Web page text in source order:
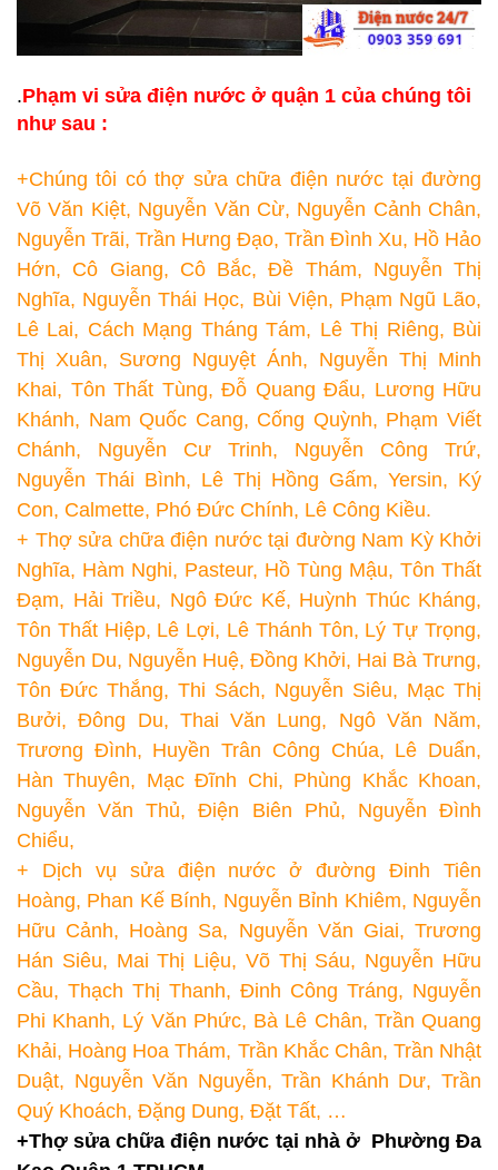
.Phạm vi sửa điện nước ở quận 1 của chúng tôi
như sau :
+Chúng tôi có thợ sửa chữa điện nước tại đường
Võ Văn Kiệt, Nguyễn Văn Cừ, Nguyễn Cảnh Chân,
Nguyễn Trãi, Trần Hưng Đạo, Trần Đình Xu, Hồ Hảo
Hớn, Cô Giang, Cô Bắc, Đề Thám, Nguyễn Thị
Nghĩa, Nguyễn Thái Học, Bùi Viện, Phạm Ngũ Lão,
Lê Lai, Cách Mạng Tháng Tám, Lê Thị Riêng, Bùi
Thị Xuân, Sương Nguyệt Ánh, Nguyễn Thị Minh
Khai, Tôn Thất Tùng, Đỗ Quang Đẩu, Lương Hữu
Khánh, Nam Quốc Cang, Cống Quỳnh, Phạm Viết
Chánh, Nguyễn Cư Trinh, Nguyễn Công Trứ,
Nguyễn Thái Bình, Lê Thị Hồng Gấm, Yersin, Ký
Con, Calmette, Phó Đức Chính, Lê Công Kiều.
+ Thợ sửa chữa điện nước tại đường Nam Kỳ Khởi
Nghĩa, Hàm Nghi, Pasteur, Hồ Tùng Mậu, Tôn Thất
Đạm, Hải Triều, Ngô Đức Kế, Huỳnh Thúc Kháng,
Tôn Thất Hiệp, Lê Lợi, Lê Thánh Tôn, Lý Tự Trọng,
Nguyễn Du, Nguyễn Huệ, Đồng Khởi, Hai Bà Trưng,
Tôn Đức Thắng, Thi Sách, Nguyễn Siêu, Mạc Thị
Bưởi, Đông Du, Thai Văn Lung, Ngô Văn Năm,
Trương Đình, Huyền Trân Công Chúa, Lê Duẩn,
Hàn Thuyên, Mạc Đĩnh Chi, Phùng Khắc Khoan,
Nguyễn Văn Thủ, Điện Biên Phủ, Nguyễn Đình
Chiểu,
+ Dịch vụ sửa điện nước ở đường Đinh Tiên
Hoàng, Phan Kế Bính, Nguyễn Bỉnh Khiêm, Nguyễn
Hữu Cảnh, Hoàng Sa, Nguyễn Văn Giai, Trương
Hán Siêu, Mai Thị Liệu, Võ Thị Sáu, Nguyễn Hữu
Cầu, Thạch Thị Thanh, Đinh Công Tráng, Nguyễn
Phi Khanh, Lý Văn Phức, Bà Lê Chân, Trần Quang
Khải, Hoàng Hoa Thám, Trần Khắc Chân, Trần Nhật
Duật, Nguyễn Văn Nguyễn, Trần Khánh Dư, Trần
Quý Khoách, Đặng Dung, Đặt Tất, …
+Thợ sửa chữa điện nước tại nhà ở Phường Đa